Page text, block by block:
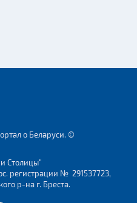
о Беларуси. ©
Столицы"
регистрации № 291537723,
р-на г. Бреста.